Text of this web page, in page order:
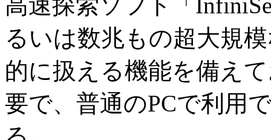
るいは数兆もの超大規
的に扱える機能を備え
要で、普通のPCで利用